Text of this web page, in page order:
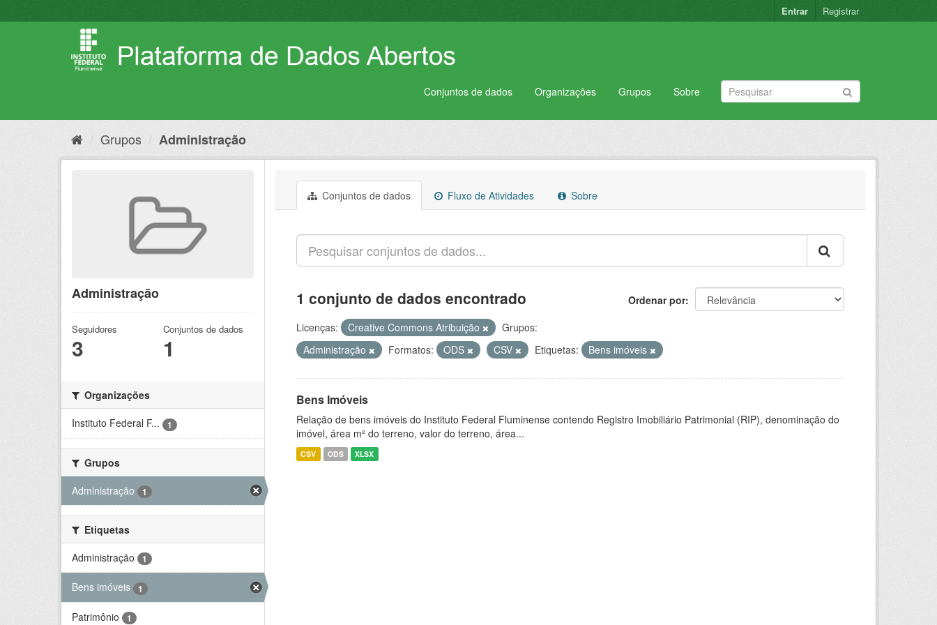
para
Entrar Registrar
Conjuntos de dados Organizações Grupos Sobre
Grupos Administração
Administração
Seguidores
3
Conjuntos de dados
1
Organizações
Instituto Federal F...
1
Grupos
Administração
1
Etiquetas
Administração
1
Bens imóveis 1
Patrimônio 1
Conjuntos de dados Fluxo de Atividades Sobre
Ordenar por
1 conjunto de dados encontrado
Licenças: Creative Commons Atribuição
Grupos:
Administração
Formatos: ODS CSV Etiquetas: Bens imóveis
Bens Imóveis
Relação de bens imóveis do Instituto Federal Fluminense contendo Registro Imobiliário Patrimonial (RIP), denominação do
imóvel, área m² do terreno, valor do terreno, área...
CSV ODS XLSX